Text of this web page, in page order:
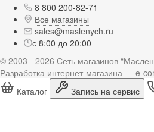
8 800 200-82-71
Все магазины
sales@maslenych.ru
с 8:00 до 20:00
© 2003 - 2026 Сеть магазинов
Разработка интернет-магазина — e-
Каталог
Запись на сервис